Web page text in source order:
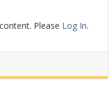
Please Log In.